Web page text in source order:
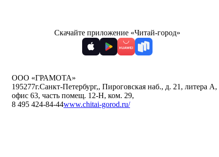
Скачайте приложение «Читай-город»
ООО «ГРАМОТА»
195277г.Санкт-Петербург,, Пироговская наб., д. 21, литера А,
офис 63, часть помещ. 12-Н, ком. 29,
8 495 424-84-44www.chitai-gorod.ru/